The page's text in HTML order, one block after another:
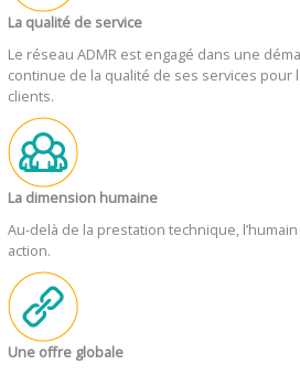
La qualité de service
Le réseau ADMR est engagé dans une
continue de la qualité de ses services pour
clients.
La dimension humaine
Au-delà de la prestation technique,
action.
Une offre globale